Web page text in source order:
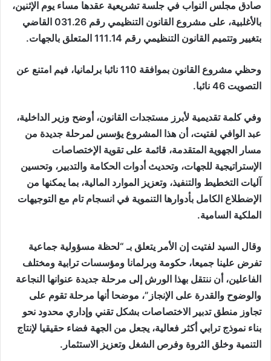
صادق مجلس النواب في جلسة تشريعية عقدها مساء يوم الإثنين،
بالأغلبية، على مشروع القانون التنظيمي رقم 031.26 القاضي
بتغيير وتتميم القانون التنظيمي رقم 111.14 المتعلق بالجهات.
وحظي مشروع القانون بموافقة 110 نائبا برلمانيا، فيم امتنع عن
التصويت 46 نائبا.
وفي كلمة تقديمية لأبرز مستجدات القانون، أوضح وزير الداخلية،
عبد الوافي لفتيت، أن هذا المشروع يؤسس لمرحلة جديدة من
مسار الجهوية المتقدمة، قائمة على تقوية الإختصاصات
الإستراتيجية للجهات، وتحديث أدوات الحكامة والتدبير، وتحسين
آليات التخطيط والتنفيذ، وتعزيز الموارد المالية، بما يمكنها من
الإضطلاع الكامل بأدوارها التنموية في انسجام تام مع التوجيهات
الملكية السامية.
وقال السيد لفتيت إن الأمر يتعلق بـ “لحظة مسؤولية جماعية
تفرض علينا جميعا، حكومة وبرلمانا ومؤسسات ترابية ومختلف
الفاعلين، أن ننتقل بهذا الورش إلى مرحلة جديدة عنوانها النجاعة
والوضوح والقدرة على الإنجاز”، موضحا أنها مرحلة تقوم على
تجاوز منطق تدبير الاختصاصات بشكل تقني وإداري محدود نحو
بناء نموذج ترابي أكثر فعالية، يجعل من الجهة فضاء حقيقيا لإنتاج
التنمية وخلق الثروة وفرص الشغل وتعزيز الاستثمار.